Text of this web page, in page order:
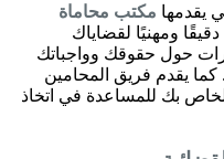
يقدمها مكتب محاماة
ومهنيًا لقضاياك
حول حقوقك وواجباتك
كما يقدم فريق المحامين
الخاص بك للمساعدة في اتخاذ